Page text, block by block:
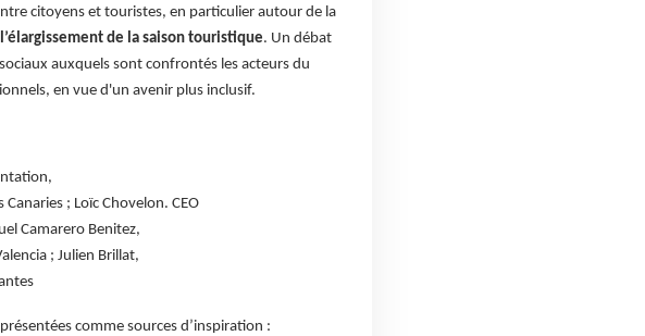
citoyens et touristes, en particulier autour de la
de la saison touristique. Un débat
auxquels sont confrontés les acteurs du
en vue d'un avenir plus inclusif.
; Loïc Chovelon. CEO
Camarero Benitez,
; Julien Brillat,
comme sources d’inspiration :